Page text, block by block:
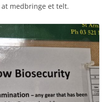
medbringe et telt.